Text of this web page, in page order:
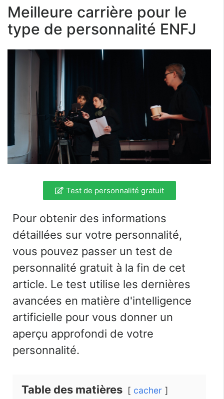
Meilleure carrière pour le
type de personnalité ENFJ
Test de personnalité gratuit
Pour obtenir des informations
détaillées sur votre personnalité,
vous pouvez passer un test de
personnalité gratuit à la fin de cet
article. Le test utilise les dernières
avancées en matière d'intelligence
artificielle pour vous donner un
aperçu approfondi de votre
personnalité.
Table des matières cacher